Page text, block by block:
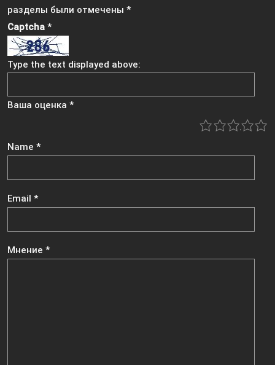
разделы были отмечены *
Мнение *
Name *
Email *
Captcha *
Type the text displayed above:
Ваша оценка *
5
4
3
2